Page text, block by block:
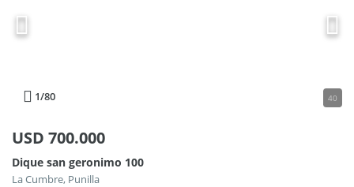
1/80 40
USD 700.000
Dique san geronimo 100
La Cumbre, Punilla